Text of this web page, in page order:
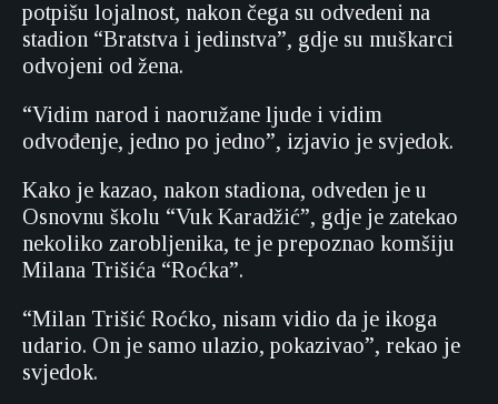
potpišu lojalnost, nakon čega su odvedeni na
stadion “Bratstva i jedinstva”, gdje su muškarci
odvojeni od žena.
“Vidim narod i naoružane ljude i vidim
odvođenje, jedno po jedno”, izjavio je svjedok.
Kako je kazao, nakon stadiona, odveden je u
Osnovnu školu “Vuk Karadžić”, gdje je zatekao
nekoliko zarobljenika, te je prepoznao komšiju
Milana Trišića “Roćka”.
“Milan Trišić Roćko, nisam vidio da je ikoga
udario. On je samo ulazio, pokazivao”, rekao je
svjedok.